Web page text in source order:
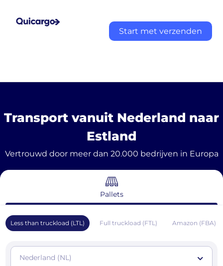
Start met verzenden
Transport vanuit Nederland naar
Estland
Vertrouwd door meer dan 20.000 bedrijven in Europa
Pallets
Less than truckload (LTL) Full truckload (FTL) Amazon (FBA)
Nederland (NL)